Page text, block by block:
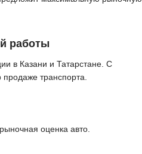
работы
в Казани и Татарстане. С
транспорта.
оценка авто.